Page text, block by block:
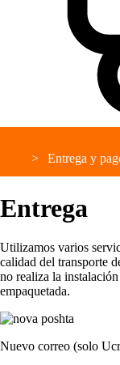
Entrega y
Entrega
Utilizamos varios
calidad del transporte
no realiza la
empaquetada.
Nuevo correo (solo